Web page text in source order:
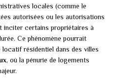
locales (comme le
autorisées ou les autorisations
inciter certains propriétaires à
Ce phénomène pourrait
résidentiel dans des villes
, où la pénurie de logements